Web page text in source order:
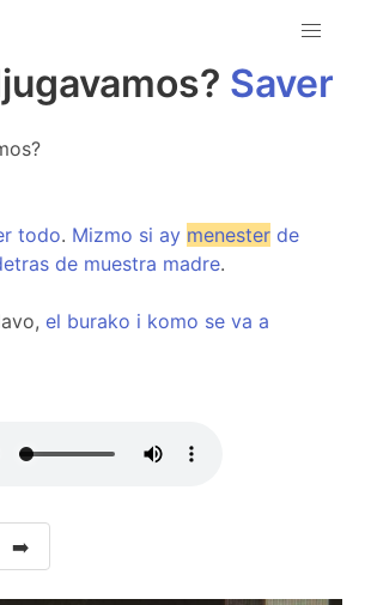
Saver
todo. Mizmo si ay menester de
de muestra madre.
el burako i komo se va a
➡️